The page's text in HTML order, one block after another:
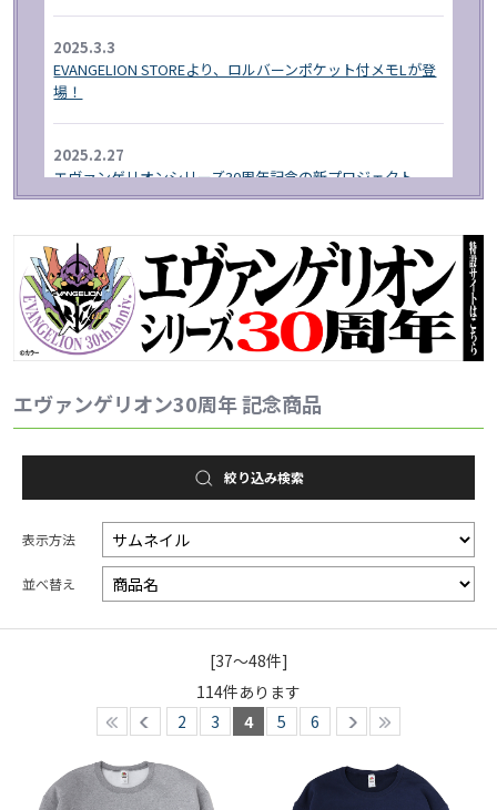
2025.3.3
EVANGELION STOREより、ロルバーンポケット付メモLが登
場！
2025.2.27
エヴァンゲリオンシリーズ30周年記念の新プロジェクト
「RADIO EVA"THE 30"」が始動!
2025.1.1
EVA STORE オリジナルより、エヴァンゲリオン30周年を記
念したグッズが登場！
EVANGELION STOREより、新世紀エヴァンゲリオン放送か
ら30周年を記念した新作ZIPPO「30th Anniversary」が登
場！
エヴァンゲリオン30周年 記念商品
絞り込み検索
表示方法
並べ替え
[37～48件]
114件あります
2
3 4 5 6